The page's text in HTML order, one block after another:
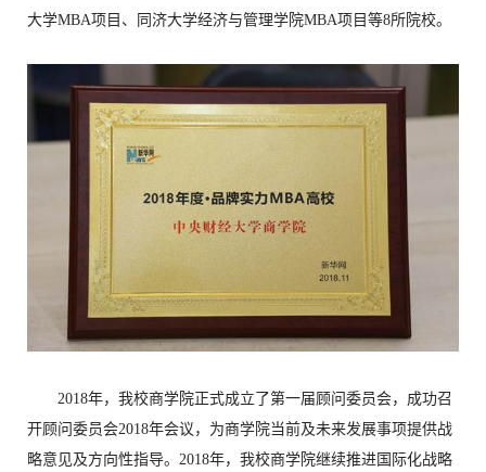
大学MBA项目、同济大学经济与管理学院MBA项目等8所院校。
2018年，我校商学院正式成立了第一届顾问委员会，成功召
开顾问委员会2018年会议，为商学院当前及未来发展事项提供战
略意见及方向性指导。2018年，我校商学院继续推进国际化战略